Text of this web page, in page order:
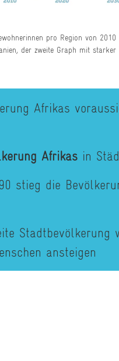
pro Region von
der zweite Graph mit
Afrikas
Afrikas in
stieg die
ansteigen